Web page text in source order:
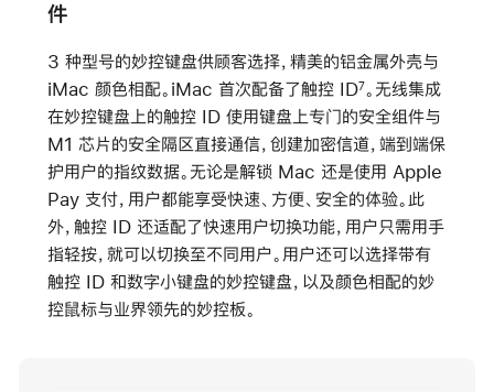
件
3 种型号的妙控键盘供顾客选择，精美的铝金属外壳与
iMac 颜色相配。iMac 首次配备了触控 ID7。无线集成
在妙控键盘上的触控 ID 使用键盘上专门的安全组件与
M1 芯片的安全隔区直接通信，创建加密信道，端到端保
护用户的指纹数据。无论是解锁 Mac 还是使用 Apple
Pay 支付，用户都能享受快速、方便、安全的体验。此
外，触控 ID 还适配了快速用户切换功能，用户只需用手
指轻按，就可以切换至不同用户。用户还可以选择带有
触控 ID 和数字小键盘的妙控键盘，以及颜色相配的妙
控鼠标与业界领先的妙控板。